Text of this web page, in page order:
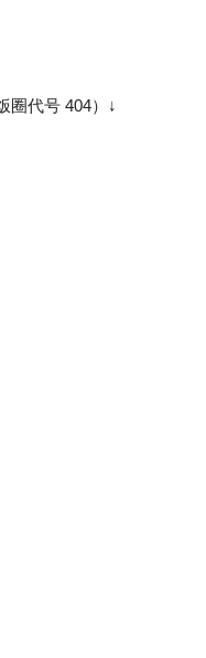
圈代号 404）↓